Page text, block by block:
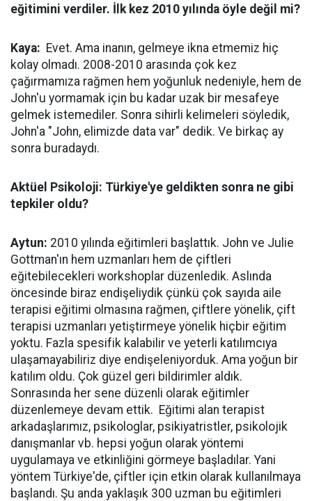
eğitimini verdiler. İlk kez 2010 yılında öyle değil mi?
Kaya: Evet. Ama inanın, gelmeye ikna etmemiz hiç
kolay olmadı. 2008-2010 arasında çok kez
çağırmamıza rağmen hem yoğunluk nedeniyle, hem de
John'u yormamak için bu kadar uzak bir mesafeye
gelmek istemediler. Sonra sihirli kelimeleri söyledik,
John'a "John, elimizde data var" dedik. Ve birkaç ay
sonra buradaydı.
Aktüel Psikoloji: Türkiye'ye geldikten sonra ne gibi
tepkiler oldu?
Aytun: 2010 yılında eğitimleri başlattık. John ve Julie
Gottman'ın hem uzmanları hem de çiftleri
eğitebilecekleri workshoplar düzenledik. Aslında
öncesinde biraz endişeliydik çünkü çok sayıda aile
terapisi eğitimi olmasına rağmen, çiftlere yönelik, çift
terapisi uzmanları yetiştirmeye yönelik hiçbir eğitim
yoktu. Fazla spesifik kalabilir ve yeterli katılımcıya
ulaşamayabiliriz diye endişeleniyorduk. Ama yoğun bir
katılım oldu. Çok güzel geri bildirimler aldık.
Sonrasında her sene düzenli olarak eğitimler
düzenlemeye devam ettik. Eğitimi alan terapist
arkadaşlarımız, psikologlar, psikiyatristler, psikolojik
danışmanlar vb. hepsi yoğun olarak yöntemi
uygulamaya ve etkinliğini görmeye başladılar. Yani
yöntem Türkiye'de, çiftler için etkin olarak kullanılmaya
başlandı. Şu anda yaklaşık 300 uzman bu eğitimleri